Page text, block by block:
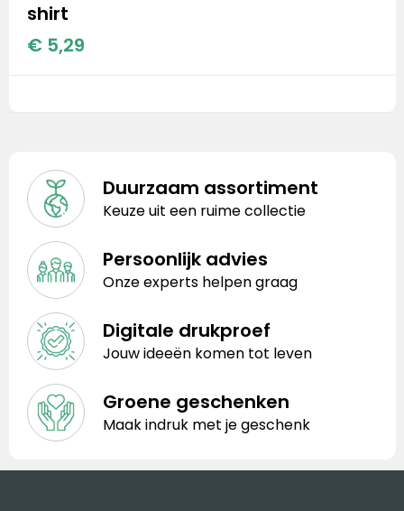
shirt
€ 5,29
Duurzaam assortiment
Keuze uit een ruime collectie
Persoonlijk advies
Onze experts helpen graag
Digitale drukproef
Jouw ideeën komen tot leven
Groene geschenken
Maak indruk met je geschenk